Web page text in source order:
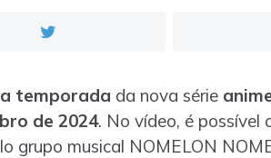
temporada da nova série
de 2024. No vídeo, é possível
grupo musical NOMELON